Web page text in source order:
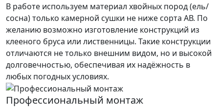
В работе используем материал хвойных пород (ель/
сосна) только камерной сушки не ниже сорта АВ. По
желанию возможно изготовление конструкций из
клееного бруса или лиственницы. Такие конструкции
отличаются не только внешним видом, но и высокой
долговечностью, обеспечивая их надёжность в
любых погодных условиях.
Профессиональный монтаж